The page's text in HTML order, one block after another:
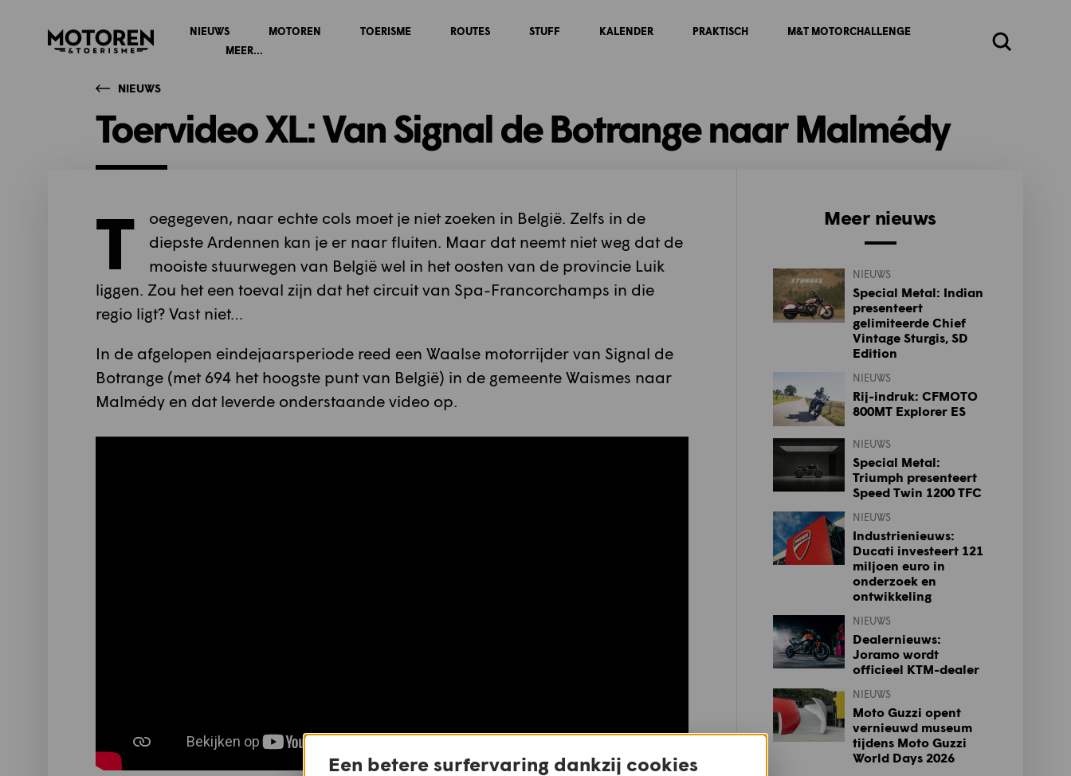
Homepage
NIEUWS MOTOREN TOERISME ROUTES STUFF KALENDER PRAKTISCH
M&T MOTORCHALLENGE
MEER...
Zoeken
NIEUWS
Toervideo XL: Van Signal de Botrange naar Malmédy
T
oegegeven, naar echte cols moet je niet zoeken in België. Zelfs in de
diepste Ardennen kan je er naar fluiten. Maar dat neemt niet weg dat de
mooiste stuurwegen van België wel in het oosten van de provincie Luik
liggen. Zou het een toeval zijn dat het circuit van Spa-Francorchamps in die
regio ligt? Vast niet…
In de afgelopen eindejaarsperiode reed een Waalse motorrijder van Signal de
Botrange (met 694 het hoogste punt van België) in de gemeente Waismes naar
Malmédy en dat leverde onderstaande video op.
Meer nieuws
NIEUWS
Special Metal: Indian
presenteert
gelimiteerde Chief
Vintage Sturgis, SD
Edition
NIEUWS
Rij-indruk: CFMOTO
800MT Explorer ES
NIEUWS
Special Metal:
Triumph presenteert
Speed Twin 1200 TFC
NIEUWS
Industrienieuws:
Ducati investeert 121
miljoen euro in
onderzoek en
ontwikkeling
NIEUWS
Dealernieuws:
Joramo wordt
officieel KTM-dealer
NIEUWS
Moto Guzzi opent
vernieuwd museum
tijdens Moto Guzzi
World Days 2026
Een betere surfervaring dankzij cookies